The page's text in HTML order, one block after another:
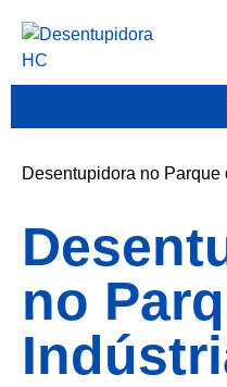
Desentupidora no Parque
no